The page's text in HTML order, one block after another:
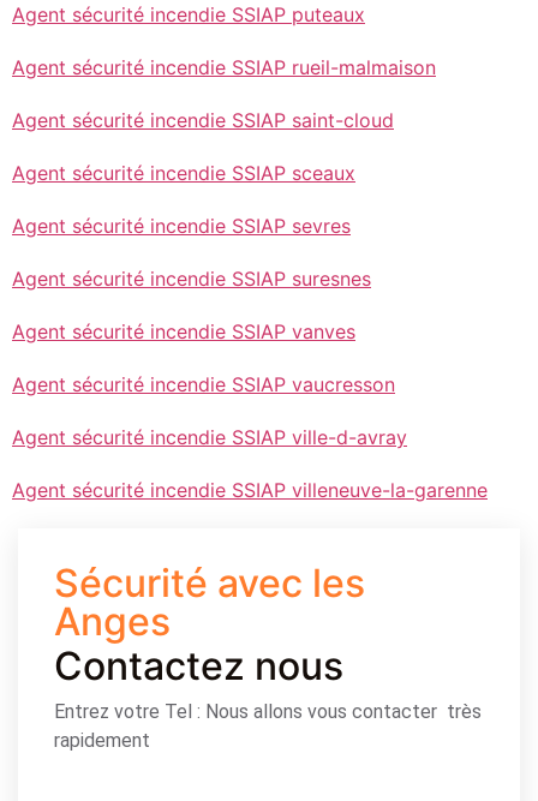
Agent sécurité incendie SSIAP puteaux
Agent sécurité incendie SSIAP rueil-malmaison
Agent sécurité incendie SSIAP saint-cloud
Agent sécurité incendie SSIAP sceaux
Agent sécurité incendie SSIAP sevres
Agent sécurité incendie SSIAP suresnes
Agent sécurité incendie SSIAP vanves
Agent sécurité incendie SSIAP vaucresson
Agent sécurité incendie SSIAP ville-d-avray
Agent sécurité incendie SSIAP villeneuve-la-garenne
Sécurité avec les
Anges
Contactez nous
Entrez votre Tel : Nous allons vous contacter très
rapidement